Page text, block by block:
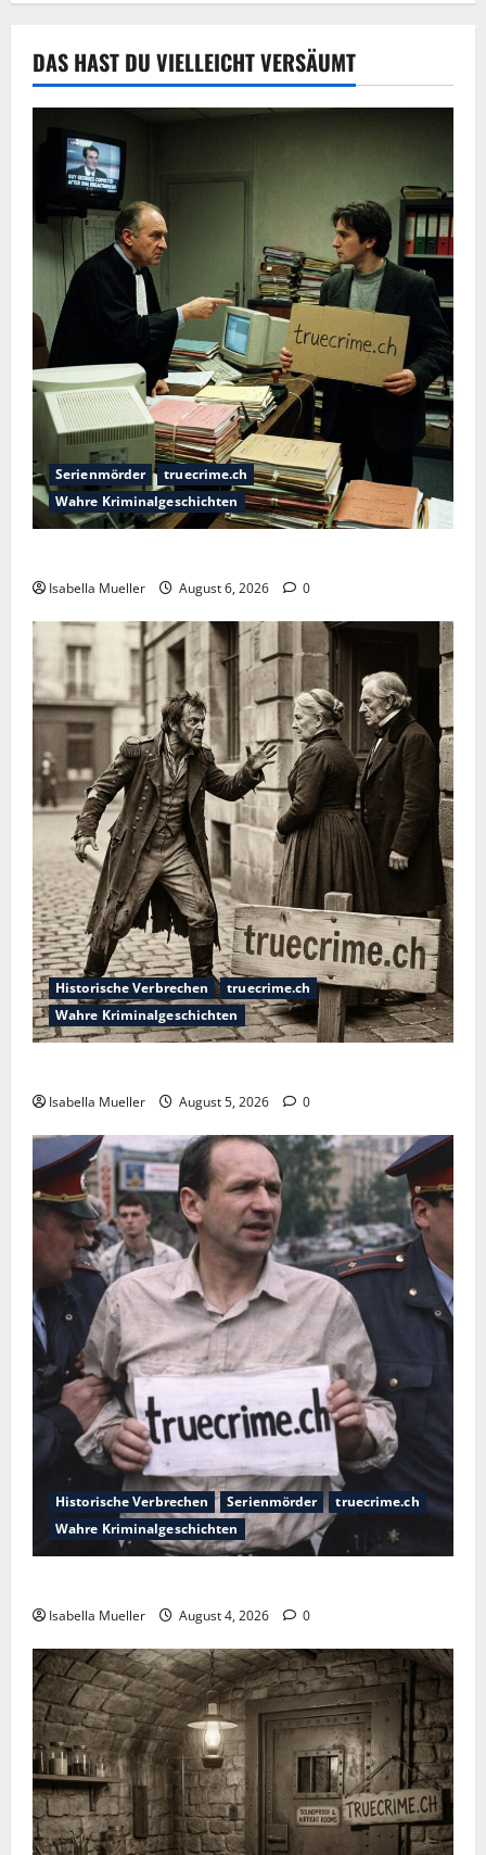
DAS HAST DU VIELLEICHT VERSÄUMT
Serienmörder
truecrime.ch
Wahre Kriminalgeschichten
Isabella Mueller August 6, 2026 0
Historische Verbrechen
truecrime.ch
Wahre Kriminalgeschichten
Isabella Mueller August 5, 2026 0
Historische Verbrechen Serienmörder
truecrime.ch
Wahre Kriminalgeschichten
Isabella Mueller August 4, 2026 0